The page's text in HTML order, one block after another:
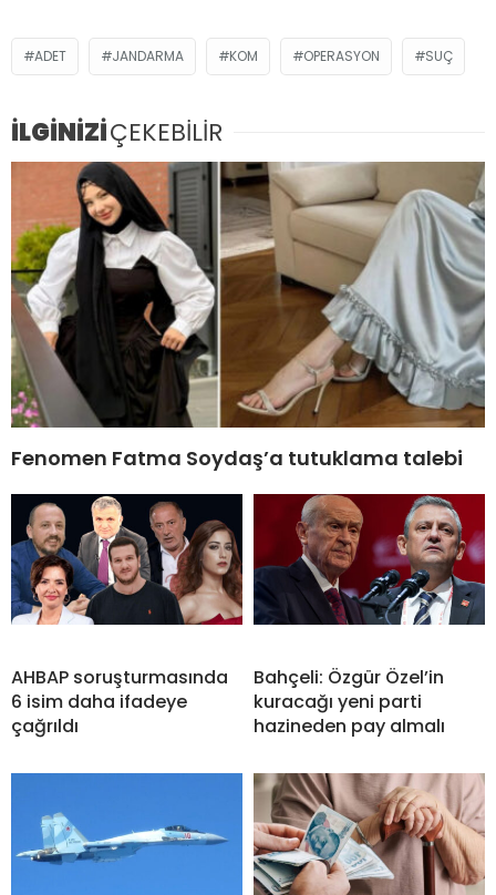
ADET JANDARMA KOM OPERASYON SUÇ
İLGİNİZİÇEKEBİLİR
Fenomen Fatma Soydaş’a tutuklama talebi
AHBAP soruşturmasında
6 isim daha ifadeye
çağrıldı
Bahçeli: Özgür Özel’in
kuracağı yeni parti
hazineden pay almalı